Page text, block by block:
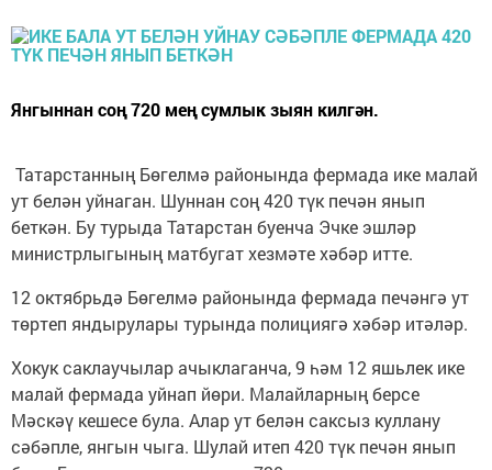
Янгыннан соң 720 мең сумлык зыян килгән.
Татарстанның Бөгелмә районында фермада ике малай
ут белән уйнаган. Шуннан соң 420 түк печән янып
беткән. Бу турыда Татарстан буенча Эчке эшләр
министрлыгының матбугат хезмәте хәбәр итте.
12 октябрьдә Бөгелмә районында фермада печәнгә ут
төртеп яндырулары турында полициягә хәбәр итәләр.
Хокук саклаучылар ачыклаганча, 9 һәм 12 яшьлек ике
малай фермада уйнап йөри. Малайларның берсе
Мәскәү кешесе була. Алар ут белән саксыз куллану
сәбәпле, янгын чыга. Шулай итеп 420 түк печән янып